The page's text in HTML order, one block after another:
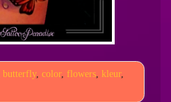
butterfly, color, flowers, kleur,